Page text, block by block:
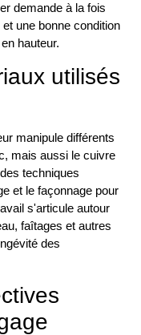
demande à la fois
une bonne condition
hauteur.
utilisés
manipule différents
mais aussi le cuivre
techniques
et le façonnage pour
s'articule autour
faîtages et autres
des